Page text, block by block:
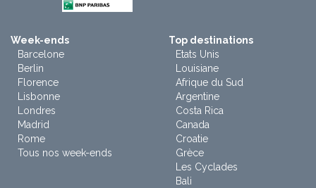
Week-ends
Barcelone
Berlin
Florence
Lisbonne
Londres
Madrid
Rome
Tous nos week-ends
Top destinations
Etats Unis
Louisiane
Afrique du Sud
Argentine
Costa Rica
Canada
Croatie
Grèce
Les Cyclades
Bali